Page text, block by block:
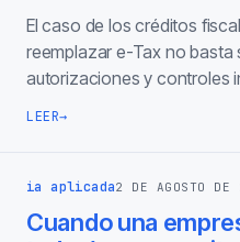
El caso de los créditos
reemplazar e-Tax no basta
autorizaciones y controles
LEER→
ia aplicada2 DE AGOSTO DE
Cuando una